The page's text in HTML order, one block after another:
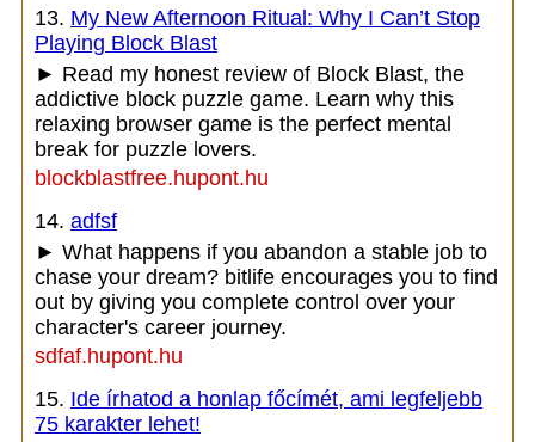
13. My New Afternoon Ritual: Why I Can’t Stop
Playing Block Blast
► Read my honest review of Block Blast, the
addictive block puzzle game. Learn why this
relaxing browser game is the perfect mental
break for puzzle lovers.
blockblastfree.hupont.hu
14. adfsf
► What happens if you abandon a stable job to
chase your dream? bitlife encourages you to find
out by giving you complete control over your
character's career journey.
sdfaf.hupont.hu
15. Ide írhatod a honlap főcímét, ami legfeljebb
75 karakter lehet!